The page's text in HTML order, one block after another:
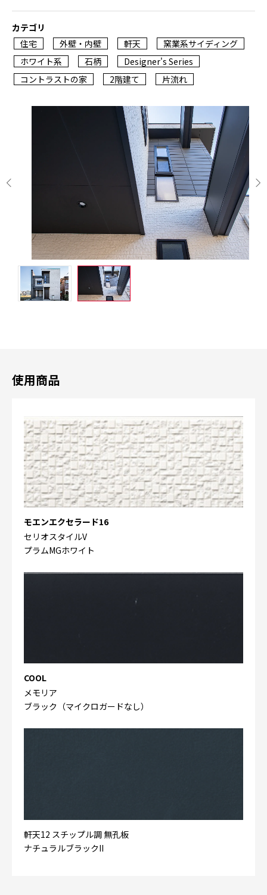
カテゴリ
住宅
外壁・内壁 軒天
窯業系サイディング
ホワイト系
石柄
Designer's Series
コントラストの家
2階建て 片流れ
使用商品
モエンエクセラード16
セリオスタイルV
プラムMGホワイト
COOL
メモリア
ブラック（マイクロガードなし）
軒天12 スチップル調 無孔板
ナチュラルブラックII